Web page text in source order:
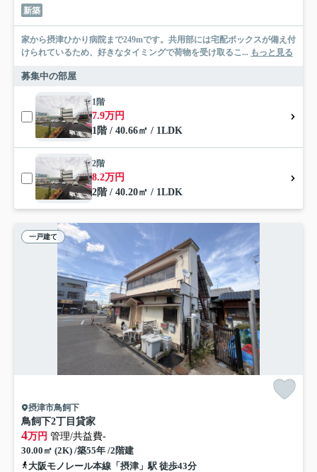
新築
家から摂津ひかり病院まで249mです。共用部には宅配ボックスが備え付
けられているため、好きなタイミングで荷物を受け取るこ... もっと見る
募集中の部屋
1階
7.9万円
1階 / 40.66㎡ / 1LDK
2階
8.2万円
2階 / 40.20㎡ / 1LDK
一戸建て
摂津市鳥飼下
鳥飼下2丁目貸家
4万円 管理/共益費-
30.00㎡ (2K) /築55年 /2階建
大阪モノレール本線「摂津」駅 徒歩43分